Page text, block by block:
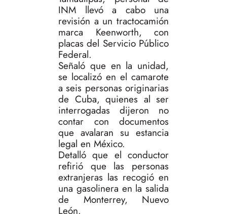
INM llevó a cabo una
revisión a un tractocamión
marca Keenworth, con
placas del Servicio Público
Federal.
Señaló que en la unidad,
se localizó en el camarote
a seis personas originarias
de Cuba, quienes al ser
interrogadas dijeron no
contar con documentos
que avalaran su estancia
legal en México.
Detalló que el conductor
refirió que las personas
extranjeras las recogió en
una gasolinera en la salida
de Monterrey, Nuevo
León.